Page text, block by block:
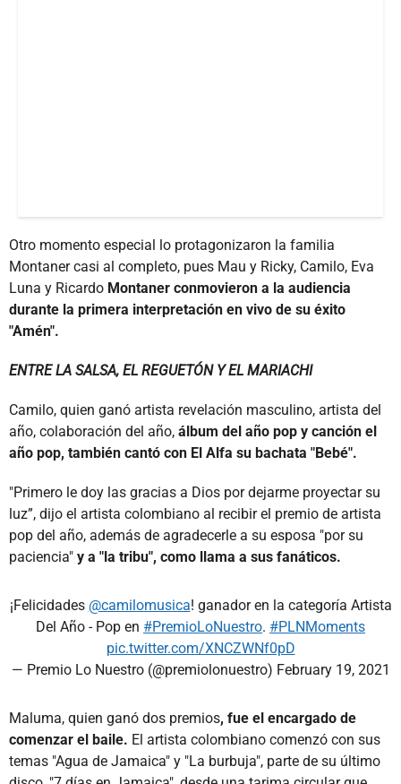
Otro momento especial lo protagonizaron la familia
Montaner casi al completo, pues Mau y Ricky, Camilo, Eva
Luna y Ricardo Montaner conmovieron a la audiencia
durante la primera interpretación en vivo de su éxito
"Amén".
ENTRE LA SALSA, EL REGUETÓN Y EL MARIACHI
Camilo, quien ganó artista revelación masculino, artista del
año, colaboración del año, álbum del año pop y canción el
año pop, también cantó con El Alfa su bachata "Bebé".
"Primero le doy las gracias a Dios por dejarme proyectar su
luz”, dijo el artista colombiano al recibir el premio de artista
pop del año, además de agradecerle a su esposa "por su
paciencia" y a "la tribu", como llama a sus fanáticos.
¡Felicidades @camilomusica! ganador en la categoría Artista
Del Año - Pop en #PremioLoNuestro. #PLNMoments
pic.twitter.com/XNCZWNf0pD
— Premio Lo Nuestro (@premiolonuestro) February 19, 2021
Maluma, quien ganó dos premios, fue el encargado de
comenzar el baile. El artista colombiano comenzó con sus
temas "Agua de Jamaica" y "La burbuja", parte de su último